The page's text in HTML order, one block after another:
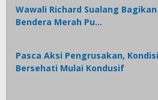
Wawali Richard Sualang Bagikan
Bendera Merah Pu…
Pasca Aksi Pengrusakan,
Bersehati Mulai Kondusif